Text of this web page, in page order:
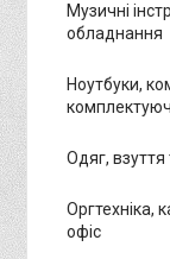
Музичні
обладнання
Ноутбуки,
Одяг, взуття
Оргтехніка,
офіс